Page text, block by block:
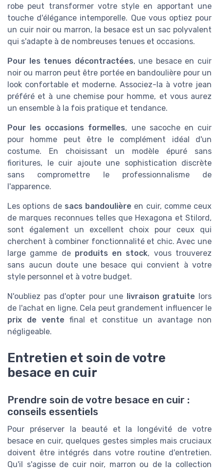
robe peut transformer votre style en apportant une
touche d'élégance intemporelle. Que vous optiez pour
un cuir noir ou marron, la besace est un sac polyvalent
qui s'adapte à de nombreuses tenues et occasions.
Pour les tenues décontractées, une besace en cuir
noir ou marron peut être portée en bandoulière pour un
look confortable et moderne. Associez-la à votre jean
préféré et à une chemise pour homme, et vous aurez
un ensemble à la fois pratique et tendance.
Pour les occasions formelles, une sacoche en cuir
pour homme peut être le complément idéal d'un
costume. En choisissant un modèle épuré sans
fioritures, le cuir ajoute une sophistication discrète
sans compromettre le professionnalisme de
l'apparence.
Les options de sacs bandoulière en cuir, comme ceux
de marques reconnues telles que Hexagona et Stilord,
sont également un excellent choix pour ceux qui
cherchent à combiner fonctionnalité et chic. Avec une
large gamme de produits en stock, vous trouverez
sans aucun doute une besace qui convient à votre
style personnel et à votre budget.
N'oubliez pas d'opter pour une livraison gratuite lors
de l'achat en ligne. Cela peut grandement influencer le
prix de vente final et constitue un avantage non
négligeable.
Entretien et soin de votre
besace en cuir
Prendre soin de votre besace en cuir :
conseils essentiels
Pour préserver la beauté et la longévité de votre
besace en cuir, quelques gestes simples mais cruciaux
doivent être intégrés dans votre routine d'entretien.
Qu'il s'agisse de cuir noir, marron ou de la collection